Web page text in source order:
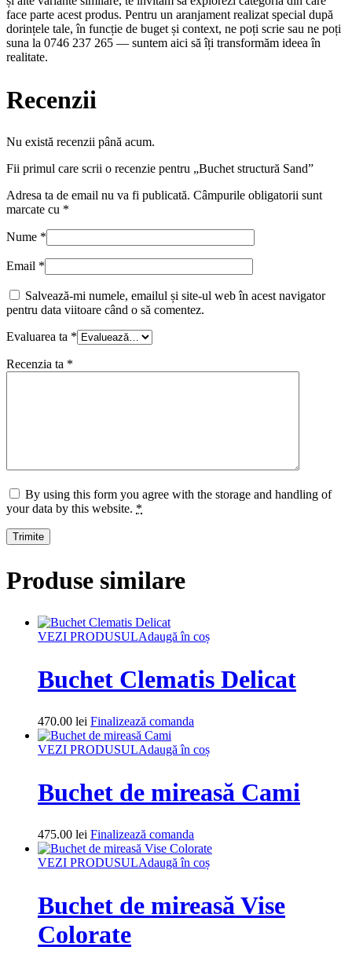
face parte acest produs. Pentru un aranjament realizat special după
dorințele tale, în funcție de buget și context, ne poți scrie sau ne poți
suna la 0746 237 265 — suntem aici să îți transformăm ideea în
realitate.
Recenzii
Nu există recenzii până acum.
Fii primul care scrii o recenzie pentru „Buchet structură Sand”
Adresa ta de email nu va fi publicată. Câmpurile obligatorii sunt
marcate cu *
Nume *
Email *
Salvează-mi numele, emailul și site-ul web în acest navigator
pentru data viitoare când o să comentez.
Evaluarea ta *
Recenzia ta *
By using this form you agree with the storage and handling of
your data by this website. *
Produse similare
VEZI PRODUSULAdaugă în coș
Buchet Clematis Delicat
470.00 lei Finalizează comanda
VEZI PRODUSULAdaugă în coș
Buchet de mireasă Cami
475.00 lei Finalizează comanda
VEZI PRODUSULAdaugă în coș
Buchet de mireasă Vise
Colorate